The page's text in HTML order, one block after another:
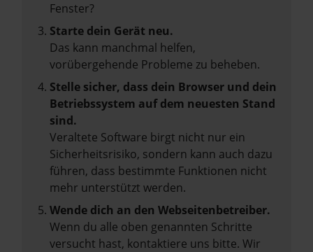
Fenster?
Starte dein Gerät neu.
Das kann manchmal helfen,
vorübergehende Probleme zu beheben.
Stelle sicher, dass dein Browser und dein
Betriebssystem auf dem neuesten Stand
sind.
Veraltete Software birgt nicht nur ein
Sicherheitsrisiko, sondern kann auch dazu
führen, dass bestimmte Funktionen nicht
mehr unterstützt werden.
Wende dich an den Webseitenbetreiber.
Wenn du alle oben genannten Schritte
versucht hast, kontaktiere uns bitte. Wir